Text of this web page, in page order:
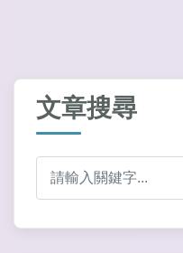
文章搜尋